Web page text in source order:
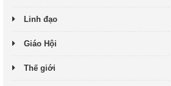
Linh đạo
Giáo Hội
Thế giới